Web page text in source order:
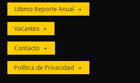
Ultimo Reporte Anual
Vacantes
Contacto
Política de Privacidad